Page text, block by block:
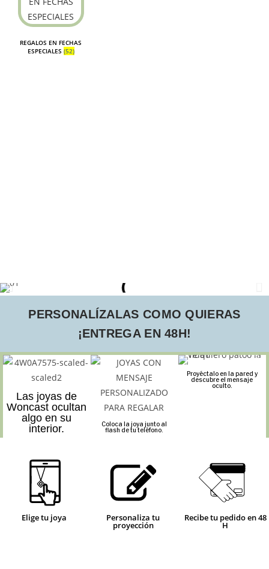
REGALOS EN FECHAS
ESPECIALES (52)
PERSONALÍZALAS COMO QUIERAS
¡ENTREGA EN 48H!
Las joyas de
Woncast ocultan
algo en su
interior.
Coloca la joya junto al
flash de tu teléfono.
Proyéctalo en la pared y
descubre el mensaje
oculto.
Elige tu joya Personaliza tu
proyección
Recibe tu pedido en 48
H